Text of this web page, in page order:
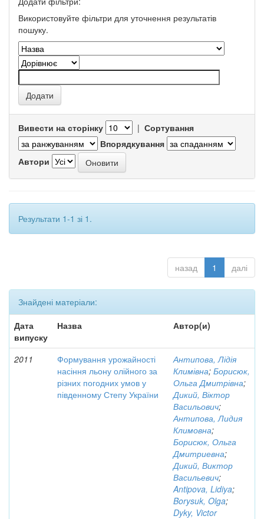
Використовуйте фільтри для уточнення результатів
пошуку.
Вивести на сторінку | Сортування
Впорядкування
Автори
Результати 1-1 зі 1.
назад 1 далі
Знайдені матеріали:
Дата
випуску
Назва Автор(и)
2011
Формування урожайності
насіння льону олійного за
різних погодних умов у
південному Степу України
Антипова, Лідія
Климівна; Борисюк,
Ольга Дмитрівна;
Дикий, Віктор
Васильович;
Антипова, Лидия
Климовна;
Борисюк, Ольга
Дмитриевна;
Дикий, Виктор
Васильевич;
Antipova, Lidiya;
Borysuk, Olga;
Dyky, Victor